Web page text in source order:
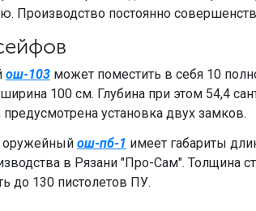
Производство постоянно
ош-103может поместить в себя 10
100 см. Глубина при этом 54,4
установка двух замков.
оружейный ош-пб-1 имеет габариты
в Рязани "Про-Сам". Толщина
до 130 пистолетов ПУ.